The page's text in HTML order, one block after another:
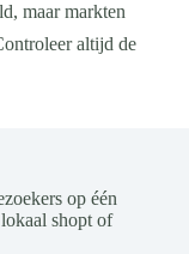
maar markten
altijd de
op één
shopt of